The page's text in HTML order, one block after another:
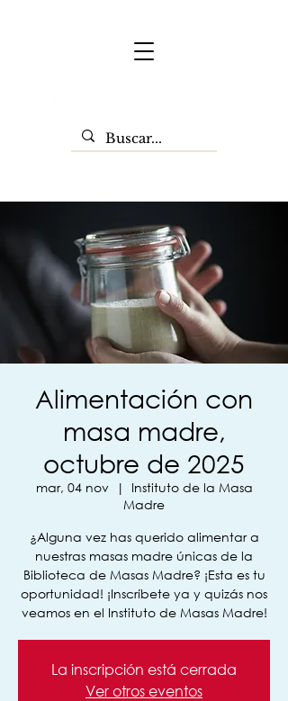
Alimentación con
masa madre,
octubre de 2025
mar, 04 nov
  |
Instituto de la Masa
Madre
¿Alguna vez has querido alimentar a
nuestras masas madre únicas de la
Biblioteca de Masas Madre? ¡Esta es tu
oportunidad! ¡Inscríbete ya y quizás nos
veamos en el Instituto de Masas Madre!
La inscripción está cerrada
Ver otros eventos